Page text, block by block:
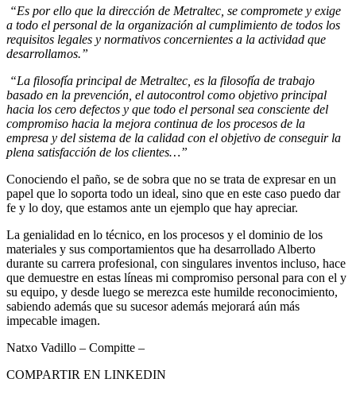
“Es por ello que la dirección de Metraltec, se compromete y exige
a todo el personal de la organización al cumplimiento de todos los
requisitos legales y normativos concernientes a la actividad que
desarrollamos.”
“La filosofía principal de Metraltec, es la filosofía de trabajo
basado en la prevención, el autocontrol como objetivo principal
hacia los cero defectos y que todo el personal sea consciente del
compromiso hacia la mejora continua de los procesos de la
empresa y del sistema de la calidad con el objetivo de conseguir la
plena satisfacción de los clientes…”
Conociendo el paño, se de sobra que no se trata de expresar en un
papel que lo soporta todo un ideal, sino que en este caso puedo dar
fe y lo doy, que estamos ante un ejemplo que hay apreciar.
La genialidad en lo técnico, en los procesos y el dominio de los
materiales y sus comportamientos que ha desarrollado Alberto
durante su carrera profesional, con singulares inventos incluso, hace
que demuestre en estas líneas mi compromiso personal para con el y
su equipo, y desde luego se merezca este humilde reconocimiento,
sabiendo además que su sucesor además mejorará aún más
impecable imagen.
Natxo Vadillo – Compitte –
COMPARTIR EN LINKEDIN